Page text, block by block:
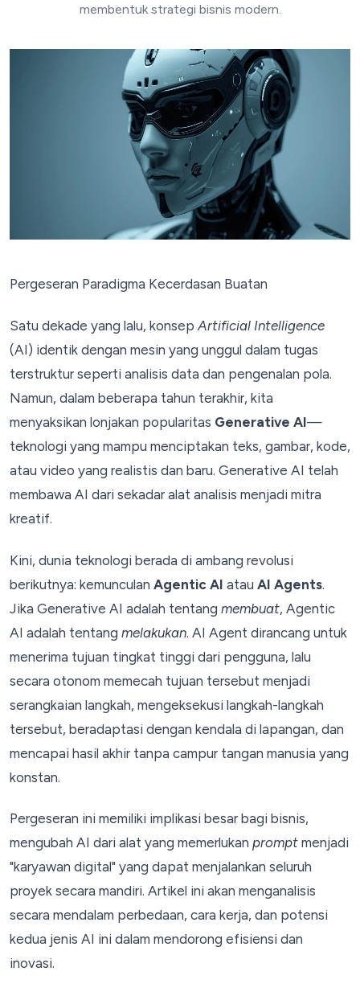
membentuk strategi bisnis modern.
Pergeseran Paradigma Kecerdasan Buatan
Satu dekade yang lalu, konsepArtificial Intelligence
(AI) identik dengan mesin yang unggul dalam tugas
terstruktur seperti analisis data dan pengenalan pola.
Namun, dalam beberapa tahun terakhir, kita
menyaksikan lonjakan popularitas Generative AI—
teknologi yang mampu menciptakan teks, gambar, kode,
atau video yang realistis dan baru. Generative AI telah
membawa AI dari sekadar alat analisis menjadi mitra
kreatif.
Kini, dunia teknologi berada di ambang revolusi
berikutnya: kemunculan Agentic AI atau AI Agents.
Jika Generative AI adalah tentang membuat, Agentic
AI adalah tentang melakukan. AI Agent dirancang untuk
menerima tujuan tingkat tinggi dari pengguna, lalu
secara otonom memecah tujuan tersebut menjadi
serangkaian langkah, mengeksekusi langkah-langkah
tersebut, beradaptasi dengan kendala di lapangan, dan
mencapai hasil akhir tanpa campur tangan manusia yang
konstan.
Pergeseran ini memiliki implikasi besar bagi bisnis,
mengubah AI dari alat yang memerlukan prompt menjadi
"karyawan digital" yang dapat menjalankan seluruh
proyek secara mandiri. Artikel ini akan menganalisis
secara mendalam perbedaan, cara kerja, dan potensi
kedua jenis AI ini dalam mendorong efisiensi dan
inovasi.